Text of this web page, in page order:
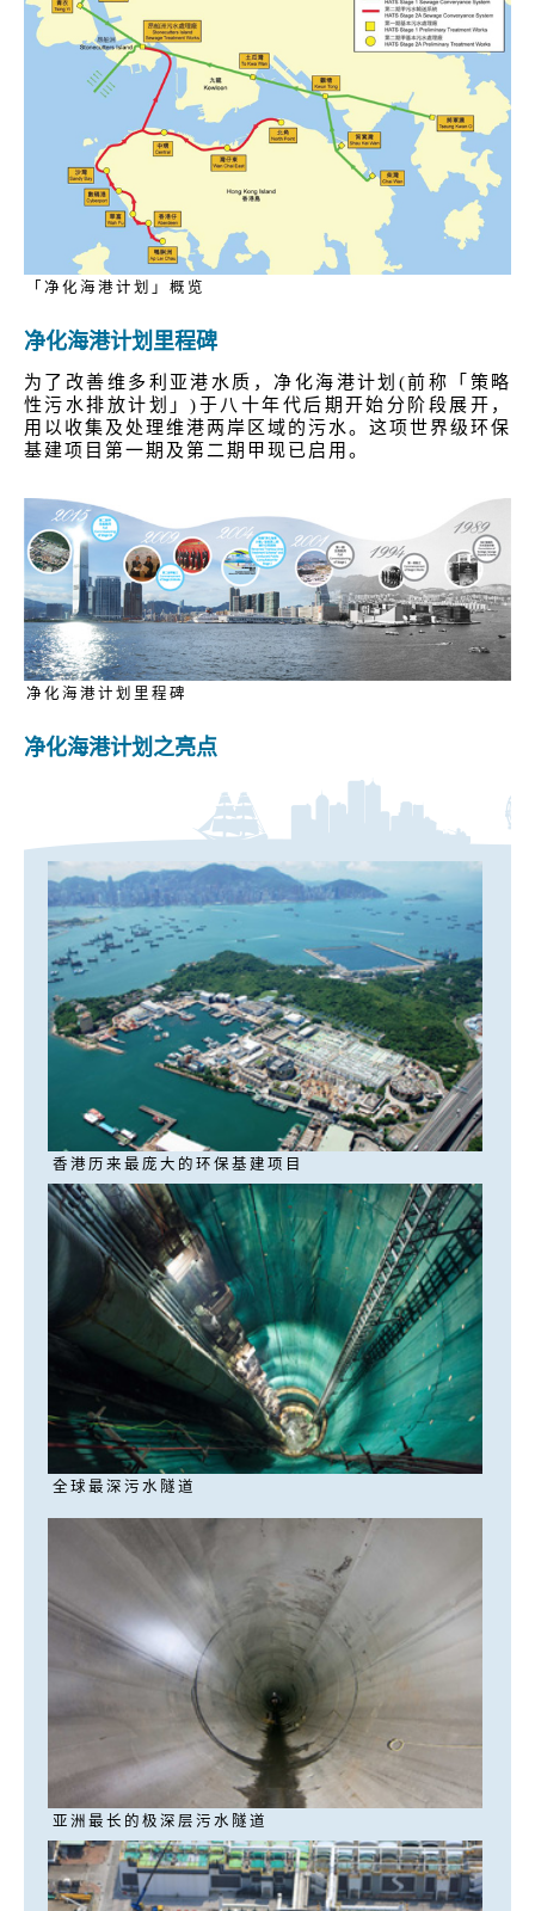
「净化海港计划」概览
净化海港计划里程碑
为了改善维多利亚港水质，净化海港计划(前称「策略
性污水排放计划」)于八十年代后期开始分阶段展开，
用以收集及处理维港两岸区域的污水。这项世界级环保
基建项目第一期及第二期甲现已启用。
净化海港计划里程碑
净化海港计划之亮点
香港历来最庞大的环保基建项目
全球最深污水隧道
亚洲最长的极深层污水隧道